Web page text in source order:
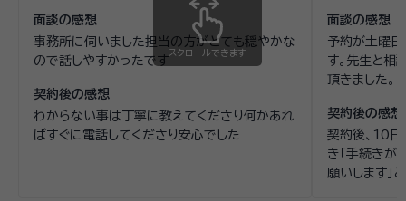
面談の感想
事務所に伺いました担当の方がとても穏やかな
ので話しやすかったです
契約後の感想
わからない事は丁寧に教えてくださり何かあれ
ばすぐに電話してくださり安心でした
面談の感想
予約が土曜
す。先生と相
頂きました。
契約後の感想
契約後、10
き「手続きが
願いします」
スクロールできます